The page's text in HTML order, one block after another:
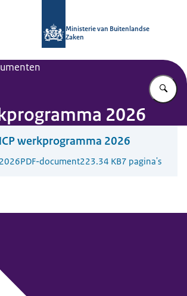
Ministerie van Buitenlandse
Zaken
2026
werkprogramma 2026
PDF-document223.34 KB7 pagina's